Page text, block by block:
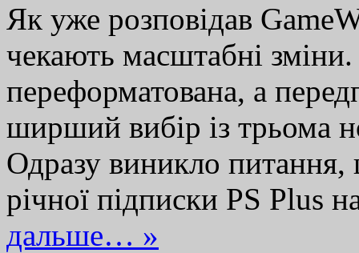
Як уже розповідав
чекають масштабні
переформатована, а
ширший вибір із трьома
Одразу виникло питання,
річної підписки PS Plus
дальше… »